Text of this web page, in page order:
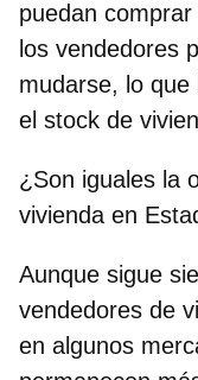
puedan
los vendedores
mudarse, lo
el stock de
¿Son iguales la
vivienda en
Aunque sigue
vendedores de
en algunos